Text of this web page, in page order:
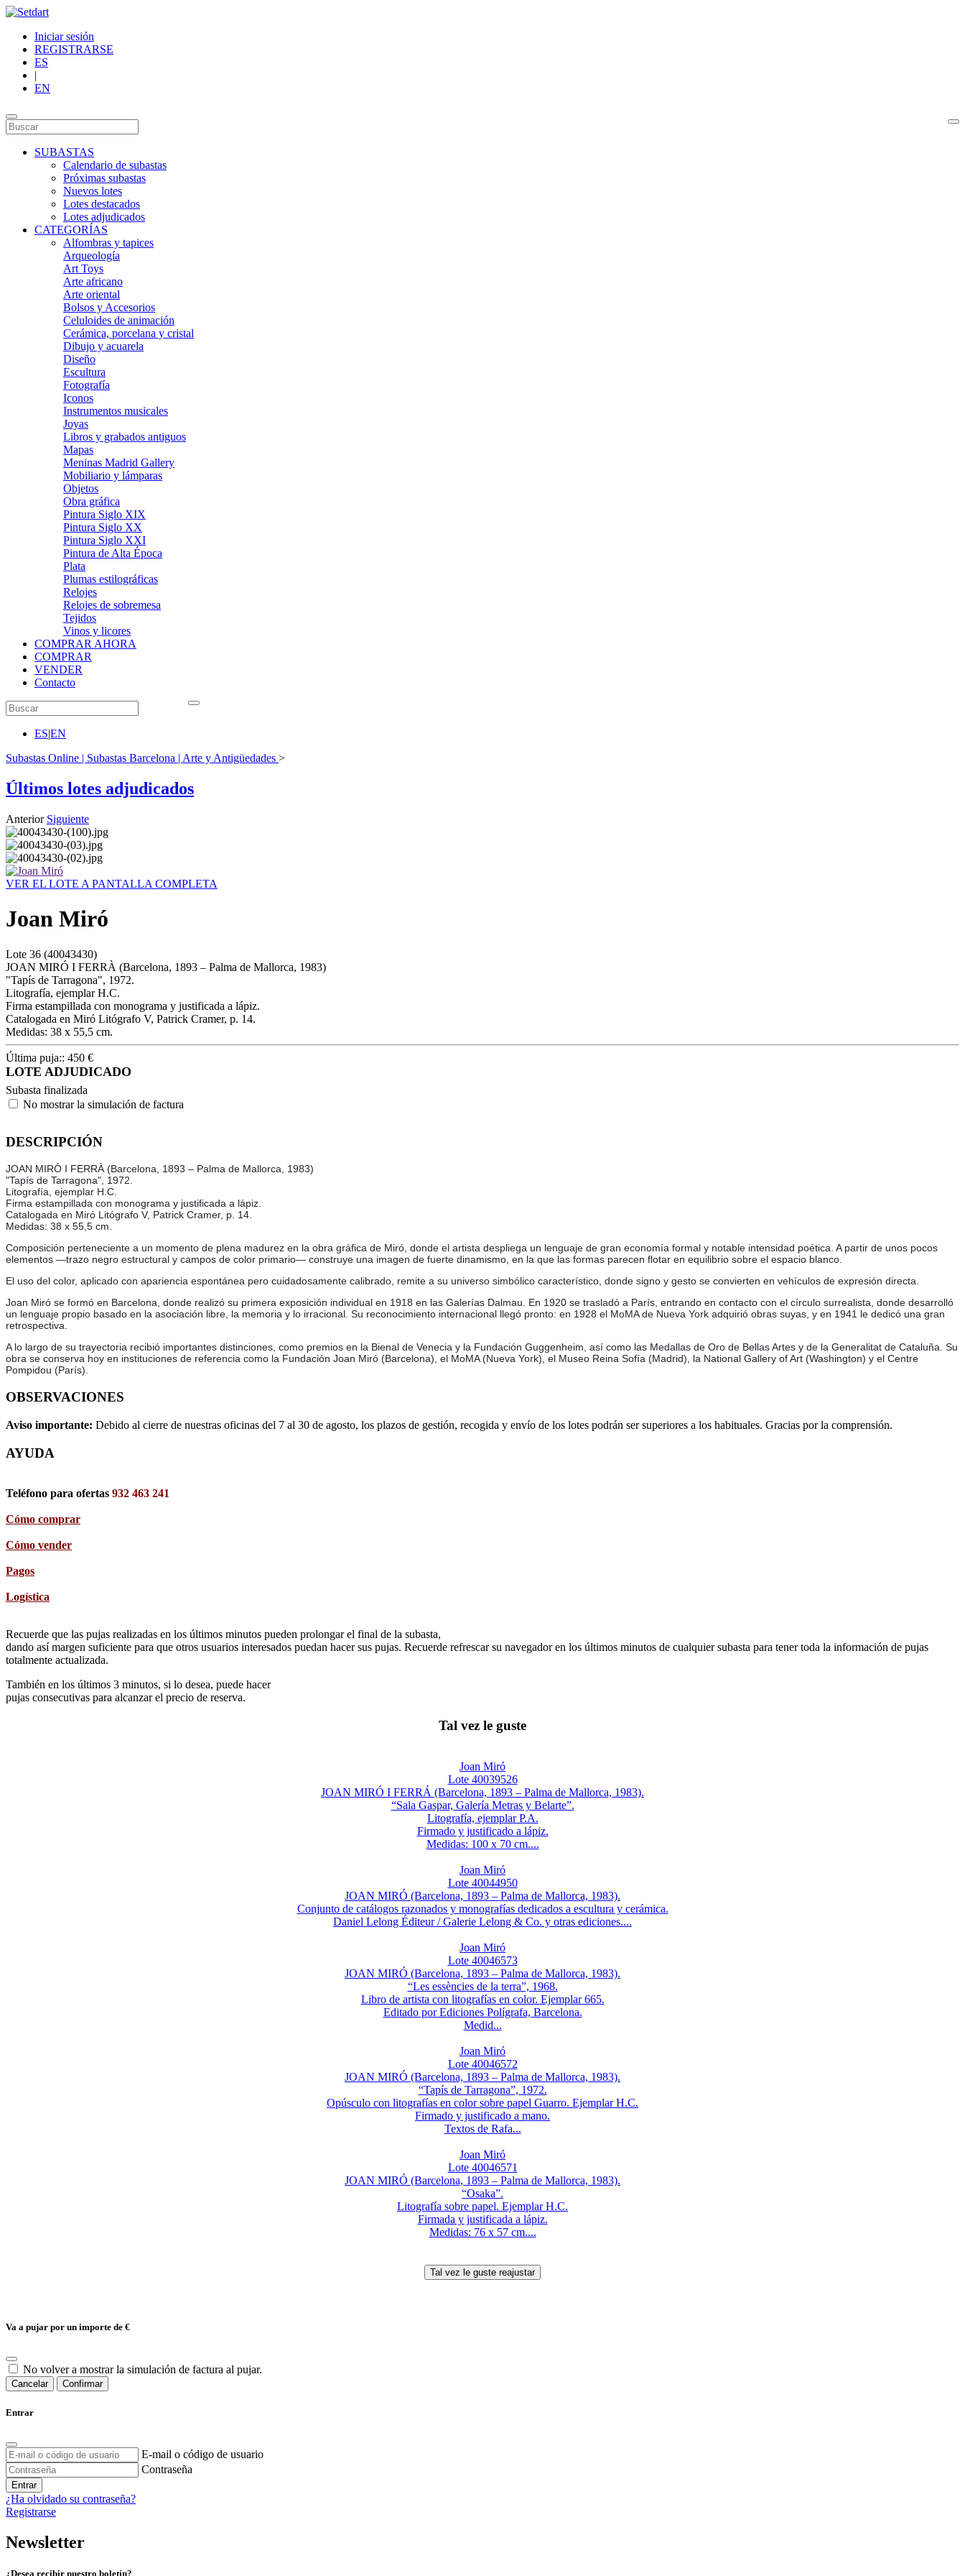
Iniciar sesión
REGISTRARSE
ES
|
EN
SUBASTAS
Calendario de subastas
Próximas subastas
Nuevos lotes
Lotes destacados
Lotes adjudicados
CATEGORÍAS
Alfombras y tapices
Arqueología
Art Toys
Arte africano
Arte oriental
Bolsos y Accesorios
Celuloides de animación
Cerámica, porcelana y cristal
Dibujo y acuarela
Diseño
Escultura
Fotografía
Iconos
Instrumentos musicales
Joyas
Libros y grabados antiguos
Mapas
Meninas Madrid Gallery
Mobiliario y lámparas
Objetos
Obra gráfica
Pintura Siglo XIX
Pintura Siglo XX
Pintura Siglo XXI
Pintura de Alta Época
Plata
Plumas estilográficas
Relojes
Relojes de sobremesa
Tejidos
Vinos y licores
COMPRAR AHORA
COMPRAR
VENDER
Contacto
ES|EN
Subastas Online | Subastas Barcelona | Arte y Antigüedades >
Últimos lotes adjudicados
Anterior Siguiente
VER EL LOTE A PANTALLA COMPLETA
Joan Miró
Lote 36 (40043430)
JOAN MIRÓ I FERRÀ (Barcelona, 1893 – Palma de Mallorca, 1983)
"Tapís de Tarragona", 1972.
Litografía, ejemplar H.C.
Firma estampillada con monograma y justificada a lápiz.
Catalogada en Miró Litógrafo V, Patrick Cramer, p. 14.
Medidas: 38 x 55,5 cm.
Última puja:: 450 €
LOTE ADJUDICADO
Subasta finalizada
No mostrar la simulación de factura
DESCRIPCIÓN
JOAN MIRÓ I FERRÀ (Barcelona, 1893 – Palma de Mallorca, 1983)
"Tapís de Tarragona", 1972.
Litografía, ejemplar H.C.
Firma estampillada con monograma y justificada a lápiz.
Catalogada en Miró Litógrafo V, Patrick Cramer, p. 14.
Medidas: 38 x 55,5 cm.
Composición perteneciente a un momento de plena madurez en la obra gráfica de Miró, donde el artista despliega un lenguaje de gran economía formal y notable intensidad poética. A partir de unos pocos
elementos —trazo negro estructural y campos de color primario— construye una imagen de fuerte dinamismo, en la que las formas parecen flotar en equilibrio sobre el espacio blanco.
El uso del color, aplicado con apariencia espontánea pero cuidadosamente calibrado, remite a su universo simbólico característico, donde signo y gesto se convierten en vehículos de expresión directa.
Joan Miró se formó en Barcelona, donde realizó su primera exposición individual en 1918 en las Galerías Dalmau. En 1920 se trasladó a París, entrando en contacto con el círculo surrealista, donde desarrolló
un lenguaje propio basado en la asociación libre, la memoria y lo irracional. Su reconocimiento internacional llegó pronto: en 1928 el MoMA de Nueva York adquirió obras suyas, y en 1941 le dedicó una gran
retrospectiva.
A lo largo de su trayectoria recibió importantes distinciones, como premios en la Bienal de Venecia y la Fundación Guggenheim, así como las Medallas de Oro de Bellas Artes y de la Generalitat de Cataluña. Su
obra se conserva hoy en instituciones de referencia como la Fundación Joan Miró (Barcelona), el MoMA (Nueva York), el Museo Reina Sofía (Madrid), la National Gallery of Art (Washington) y el Centre
Pompidou (París).
OBSERVACIONES
Aviso importante: Debido al cierre de nuestras oficinas del 7 al 30 de agosto, los plazos de gestión, recogida y envío de los lotes podrán ser superiores a los habituales. Gracias por la comprensión.
AYUDA
Teléfono para ofertas 932 463 241
Cómo comprar
Cómo vender
Pagos
Logística
Recuerde que las pujas realizadas en los últimos minutos pueden prolongar el final de la subasta,
dando así margen suficiente para que otros usuarios interesados puedan hacer sus pujas. Recuerde refrescar su navegador en los últimos minutos de cualquier subasta para tener toda la información de pujas
totalmente actualizada.
También en los últimos 3 minutos, si lo desea, puede hacer
pujas consecutivas para alcanzar el precio de reserva.
Tal vez le guste
Joan Miró
Lote 40039526
JOAN MIRÓ I FERRÁ (Barcelona, 1893 – Palma de Mallorca, 1983).
“Sala Gaspar, Galería Metras y Belarte”.
Litografía, ejemplar P.A.
Firmado y justificado a lápiz.
Medidas: 100 x 70 cm....
Joan Miró
Lote 40044950
JOAN MIRÓ (Barcelona, 1893 – Palma de Mallorca, 1983).
Conjunto de catálogos razonados y monografías dedicados a escultura y cerámica.
Daniel Lelong Éditeur / Galerie Lelong & Co. y otras ediciones....
Joan Miró
Lote 40046573
JOAN MIRÓ (Barcelona, 1893 – Palma de Mallorca, 1983).
“Les essències de la terra”, 1968.
Libro de artista con litografías en color. Ejemplar 665.
Editado por Ediciones Polígrafa, Barcelona.
Medid...
Joan Miró
Lote 40046572
JOAN MIRÓ (Barcelona, 1893 – Palma de Mallorca, 1983).
“Tapís de Tarragona”, 1972.
Opúsculo con litografías en color sobre papel Guarro. Ejemplar H.C.
Firmado y justificado a mano.
Textos de Rafa...
Joan Miró
Lote 40046571
JOAN MIRÓ (Barcelona, 1893 – Palma de Mallorca, 1983).
“Osaka”.
Litografía sobre papel. Ejemplar H.C.
Firmada y justificada a lápiz.
Medidas: 76 x 57 cm....
Va a pujar por un importe de €
No volver a mostrar la simulación de factura al pujar.
Cancelar Confirmar
Entrar
E-mail o código de usuario
Contraseña
Entrar
¿Ha olvidado su contraseña?
Registrarse
Newsletter
¿Desea recibir nuestro boletín?